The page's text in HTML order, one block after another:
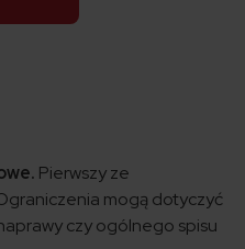
Pierwszy ze
mogą dotyczyć
czy ogólnego spisu